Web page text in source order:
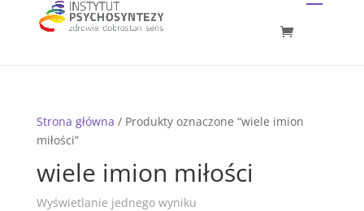
Strona główna / Produkty oznaczone “wiele imion
miłości”
wiele imion miłości
Wyświetlanie jednego wyniku